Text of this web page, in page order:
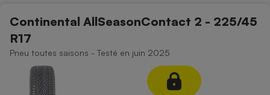
Continental AllSeasonContact 2 - 225/45
R17
Pneu toutes saisons - Testé en juin 2025